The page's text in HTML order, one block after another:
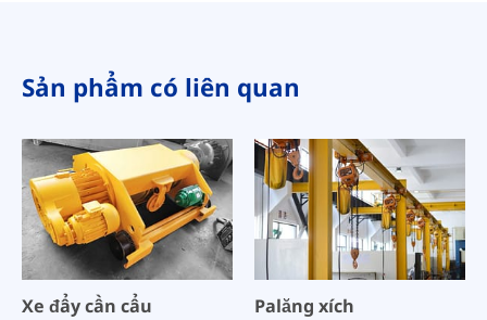
Sản phẩm có liên quan
Xe đẩy cần cẩu
Palăng xích